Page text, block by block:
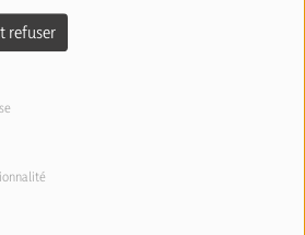
refuser